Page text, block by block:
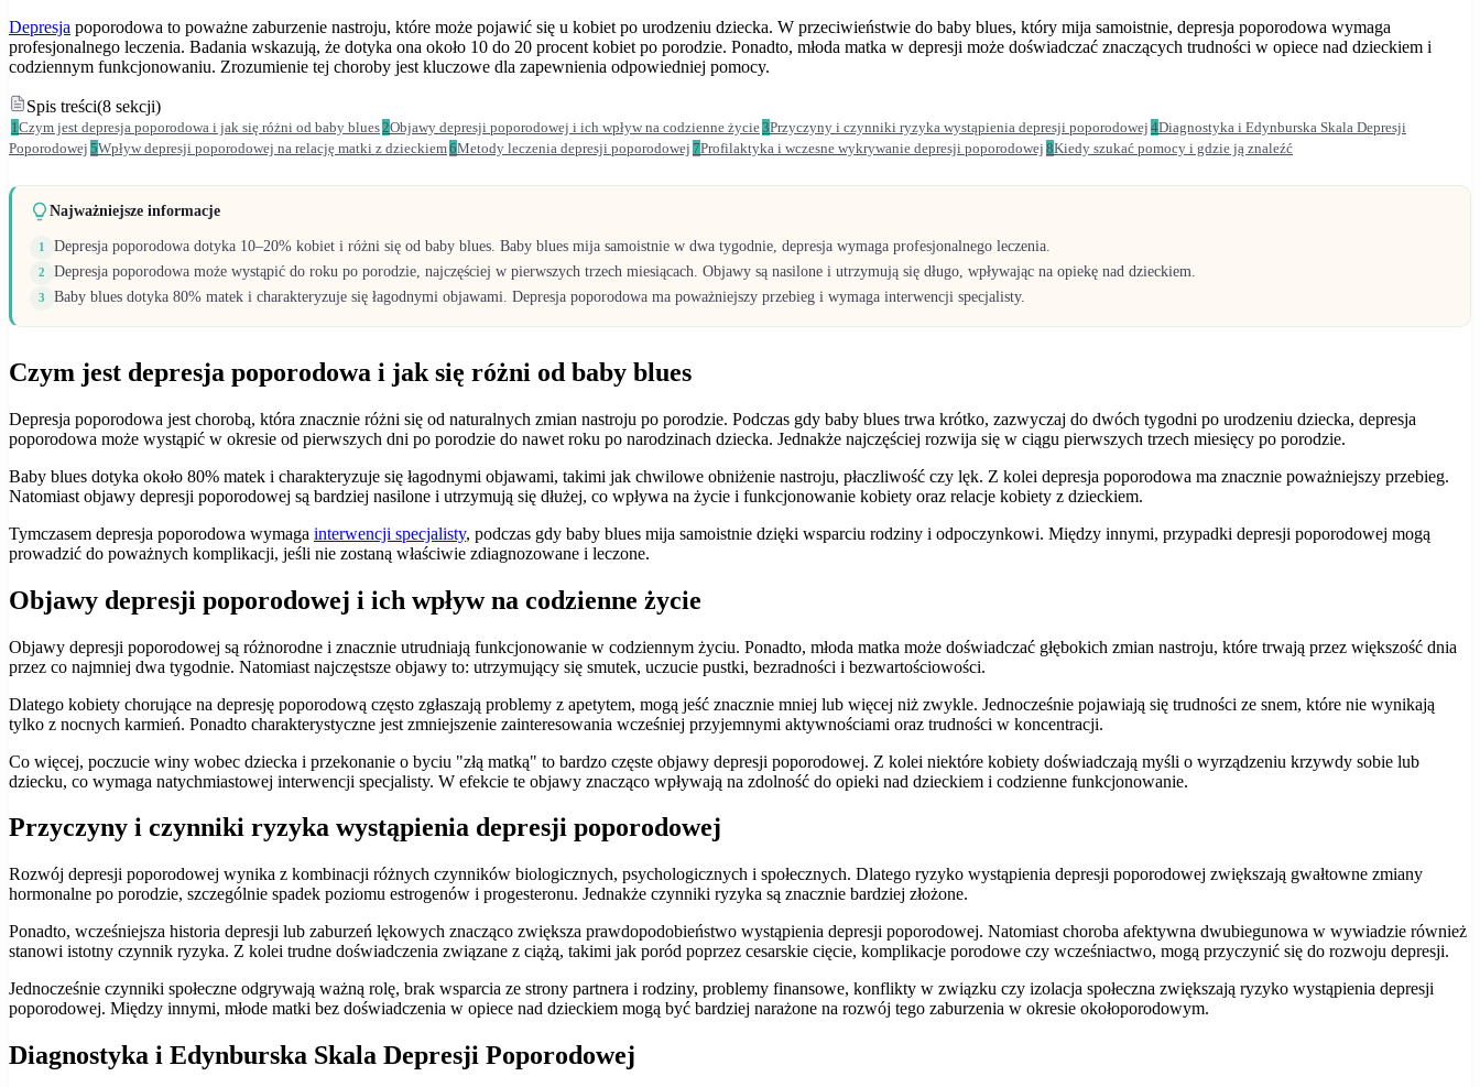
Depresja poporodowa to poważne zaburzenie nastroju, które może pojawić się u kobiet po urodzeniu dziecka. W przeciwieństwie do baby blues, który mija samoistnie, depresja poporodowa wymaga
profesjonalnego leczenia. Badania wskazują, że dotyka ona około 10 do 20 procent kobiet po porodzie. Ponadto, młoda matka w depresji może doświadczać znaczących trudności w opiece nad dzieckiem i
codziennym funkcjonowaniu. Zrozumienie tej choroby jest kluczowe dla zapewnienia odpowiedniej pomocy.
Spis treści(8 sekcji)
1 Czym jest depresja poporodowa i jak się różni od baby blues 2Objawy depresji poporodowej i ich wpływ na codzienne życie3Przyczyny i czynniki ryzyka wystąpienia depresji poporodowej 4Diagnostyka i Edynburska Skala Depresji
Poporodowej 5Wpływ depresji poporodowej na relację matki z dzieckiem6Metody leczenia depresji poporodowej 7Profilaktyka i wczesne wykrywanie depresji poporodowej 8Kiedy szukać pomocy i gdzie ją znaleźć
Najważniejsze informacje
1 Depresja poporodowa dotyka 10–20% kobiet i różni się od baby blues. Baby blues mija samoistnie w dwa tygodnie, depresja wymaga profesjonalnego leczenia.
2 Depresja poporodowa może wystąpić do roku po porodzie, najczęściej w pierwszych trzech miesiącach. Objawy są nasilone i utrzymują się długo, wpływając na opiekę nad dzieckiem.
3 Baby blues dotyka 80% matek i charakteryzuje się łagodnymi objawami. Depresja poporodowa ma poważniejszy przebieg i wymaga interwencji specjalisty.
Czym jest depresja poporodowa i jak się różni od baby blues
Depresja poporodowa jest chorobą, która znacznie różni się od naturalnych zmian nastroju po porodzie. Podczas gdy baby blues trwa krótko, zazwyczaj do dwóch tygodni po urodzeniu dziecka, depresja
poporodowa może wystąpić w okresie od pierwszych dni po porodzie do nawet roku po narodzinach dziecka. Jednakże najczęściej rozwija się w ciągu pierwszych trzech miesięcy po porodzie.
Baby blues dotyka około 80% matek i charakteryzuje się łagodnymi objawami, takimi jak chwilowe obniżenie nastroju, płaczliwość czy lęk. Z kolei depresja poporodowa ma znacznie poważniejszy przebieg.
Natomiast objawy depresji poporodowej są bardziej nasilone i utrzymują się dłużej, co wpływa na życie i funkcjonowanie kobiety oraz relacje kobiety z dzieckiem.
Tymczasem depresja poporodowa wymaga interwencji specjalisty, podczas gdy baby blues mija samoistnie dzięki wsparciu rodziny i odpoczynkowi. Między innymi, przypadki depresji poporodowej mogą
prowadzić do poważnych komplikacji, jeśli nie zostaną właściwie zdiagnozowane i leczone.
Objawy depresji poporodowej i ich wpływ na codzienne życie
Objawy depresji poporodowej są różnorodne i znacznie utrudniają funkcjonowanie w codziennym życiu. Ponadto, młoda matka może doświadczać głębokich zmian nastroju, które trwają przez większość dnia
przez co najmniej dwa tygodnie. Natomiast najczęstsze objawy to: utrzymujący się smutek, uczucie pustki, bezradności i bezwartościowości.
Dlatego kobiety chorujące na depresję poporodową często zgłaszają problemy z apetytem, mogą jeść znacznie mniej lub więcej niż zwykle. Jednocześnie pojawiają się trudności ze snem, które nie wynikają
tylko z nocnych karmień. Ponadto charakterystyczne jest zmniejszenie zainteresowania wcześniej przyjemnymi aktywnościami oraz trudności w koncentracji.
Co więcej, poczucie winy wobec dziecka i przekonanie o byciu "złą matką" to bardzo częste objawy depresji poporodowej. Z kolei niektóre kobiety doświadczają myśli o wyrządzeniu krzywdy sobie lub
dziecku, co wymaga natychmiastowej interwencji specjalisty. W efekcie te objawy znacząco wpływają na zdolność do opieki nad dzieckiem i codzienne funkcjonowanie.
Przyczyny i czynniki ryzyka wystąpienia depresji poporodowej
Rozwój depresji poporodowej wynika z kombinacji różnych czynników biologicznych, psychologicznych i społecznych. Dlatego ryzyko wystąpienia depresji poporodowej zwiększają gwałtowne zmiany
hormonalne po porodzie, szczególnie spadek poziomu estrogenów i progesteronu. Jednakże czynniki ryzyka są znacznie bardziej złożone.
Ponadto, wcześniejsza historia depresji lub zaburzeń lękowych znacząco zwiększa prawdopodobieństwo wystąpienia depresji poporodowej. Natomiast choroba afektywna dwubiegunowa w wywiadzie również
stanowi istotny czynnik ryzyka. Z kolei trudne doświadczenia związane z ciążą, takimi jak poród poprzez cesarskie cięcie, komplikacje porodowe czy wcześniactwo, mogą przyczynić się do rozwoju depresji.
Jednocześnie czynniki społeczne odgrywają ważną rolę, brak wsparcia ze strony partnera i rodziny, problemy finansowe, konflikty w związku czy izolacja społeczna zwiększają ryzyko wystąpienia depresji
poporodowej. Między innymi, młode matki bez doświadczenia w opiece nad dzieckiem mogą być bardziej narażone na rozwój tego zaburzenia w okresie okołoporodowym.
Diagnostyka i Edynburska Skala Depresji Poporodowej